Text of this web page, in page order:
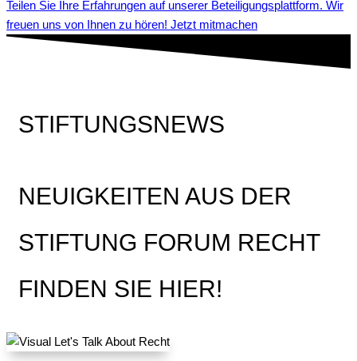
Teilen Sie Ihre Erfahrungen auf unserer Beteiligungsplattform. Wir
freuen uns von Ihnen zu hören! Jetzt mitmachen
STIFTUNGSNEWS
NEUIGKEITEN AUS DER
STIFTUNG FORUM RECHT
FINDEN SIE HIER!